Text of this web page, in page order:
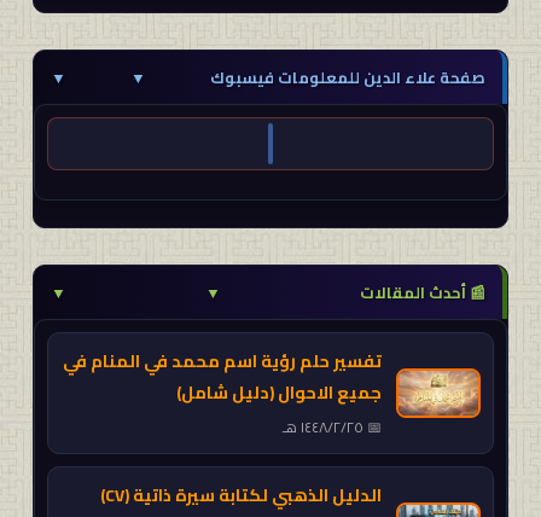
صفحة علاء الدين للمعلومات فيسبوك ▼
▼
📰 أحدث المقالات ▼
▼
تفسير حلم رؤية اسم محمد في المنام في
جميع الاحوال (دليل شامل)
٢٥‏/٢‏/١٤٤٨ هـ
الدليل الذهبي لكتابة سيرة ذاتية (CV)